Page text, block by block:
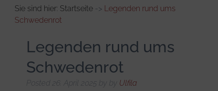
Aussenfarben
Innenfarben
Werkzeuge
Verdünner & Reiniger
Sie sind hier: Startseite -> Legenden rund ums
Schwedenrot
Legenden rund ums
Schwedenrot
Posted 26. April 2025 by by Ulfila